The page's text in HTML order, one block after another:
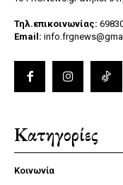
Τηλ.επικοινωνίας:
Email:
Κατηγορίες
Κοινωνία